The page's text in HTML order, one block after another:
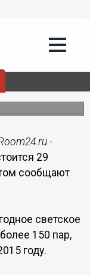
-
29
сообщают
светское
150 пар,
году.